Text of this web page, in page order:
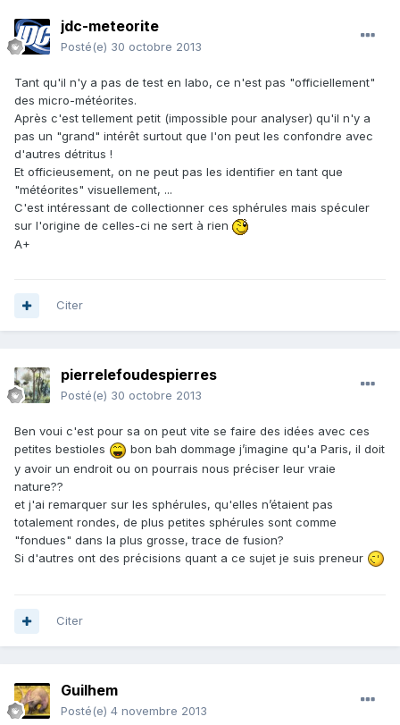
jdc-meteorite
Posté(e) 30 octobre 2013
Tant qu'il n'y a pas de test en labo, ce n'est pas "officiellement"
des micro-météorites.
Après c'est tellement petit (impossible pour analyser) qu'il n'y a
pas un "grand" intérêt surtout que l'on peut les confondre avec
d'autres détritus !
Et officieusement, on ne peut pas les identifier en tant que
"météorites" visuellement, ...
C'est intéressant de collectionner ces sphérules mais spéculer
sur l'origine de celles-ci ne sert à rien
A+
Citer
pierrelefoudespierres
Posté(e) 30 octobre 2013
Ben voui c'est pour sa on peut vite se faire des idées avec ces
petites bestioles
bon bah dommage j’imagine qu'a Paris, il doit
y avoir un endroit ou on pourrais nous préciser leur vraie
nature??
et j'ai remarquer sur les sphérules, qu'elles n’étaient pas
totalement rondes, de plus petites sphérules sont comme
"fondues" dans la plus grosse, trace de fusion?
Si d'autres ont des précisions quant a ce sujet je suis preneur
Citer
Guilhem
Posté(e) 4 novembre 2013